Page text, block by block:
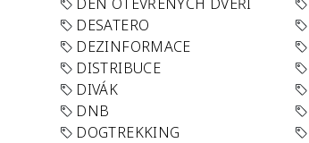
DESATERO
DEZINFORMACE
DISTRIBUCE
DIVÁK
DNB
DOGTREKKING